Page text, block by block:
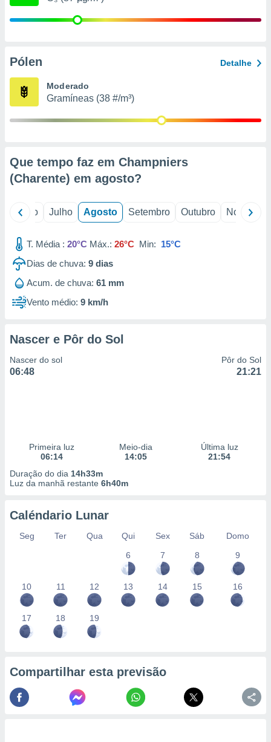
de
Pólen Detalhe
Moderado
Gramíneas (38 #/m³)
Que tempo faz em Champniers
(Charente) em agosto?
Junho Julho Agosto Setembro Outubro Novembro
T. Média : 20°C Máx.: 26°C Min: 15°C
Dias de chuva: 9 dias
Acum. de chuva: 61 mm
Vento médio: 9 km/h
Nascer e Pôr do Sol
Nascer do sol
06:48
Pôr do Sol
21:21
Primeira luz
06:14
Meio-dia
14:05
Última luz
21:54
Duração do dia 14h33m
Luz da manhã restante 6h40m
Caléndario Lunar
Seg Ter Qua Qui Sex Sáb
Domo
6
7 8 9
10 11 12 13 14 15 16
17 18 19
Compartilhar esta previsão